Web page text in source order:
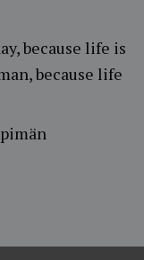
because life is
because life